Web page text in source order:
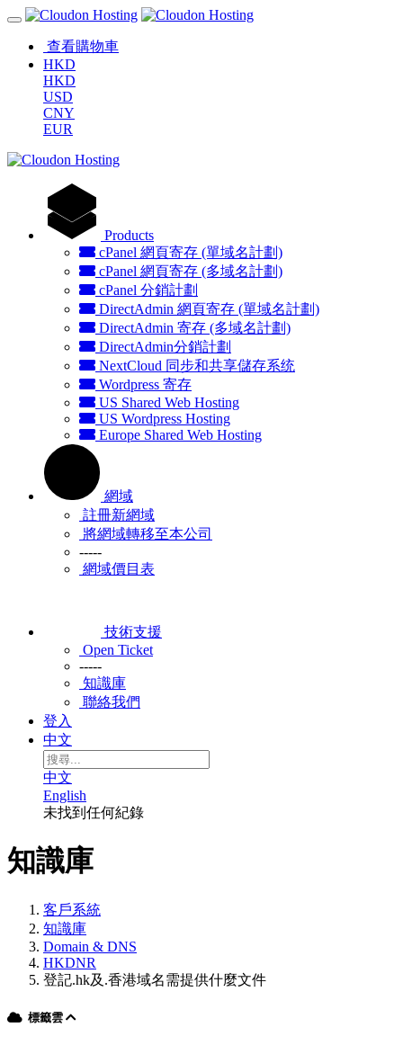
查看購物車
HKD
HKD
USD
CNY
EUR
Products
cPanel 網頁寄存 (單域名計劃)
cPanel 網頁寄存 (多域名計劃)
cPanel 分銷計劃
DirectAdmin 網頁寄存 (單域名計劃)
DirectAdmin 寄存 (多域名計劃)
DirectAdmin分銷計劃
NextCloud 同步和共享儲存系统
Wordpress 寄存
US Shared Web Hosting
US Wordpress Hosting
Europe Shared Web Hosting
網域
註冊新網域
將網域轉移至本公司
-----
網域價目表
技術支援
Open Ticket
-----
知識庫
聯絡我們
登入
中文
中文
English
未找到任何紀錄
知識庫
客戶系統
知識庫
Domain & DNS
HKDNR
登記.hk及.香港域名需提供什麼文件
標籤雲